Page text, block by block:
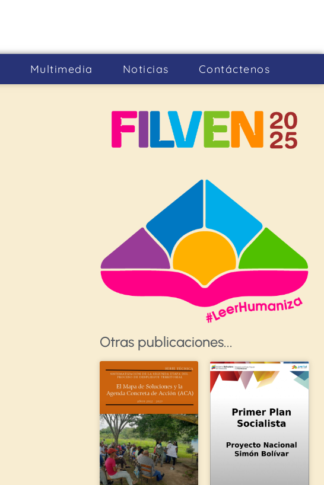
Multimedia Noticias Cont­áctenos
Otras publicaciones​...